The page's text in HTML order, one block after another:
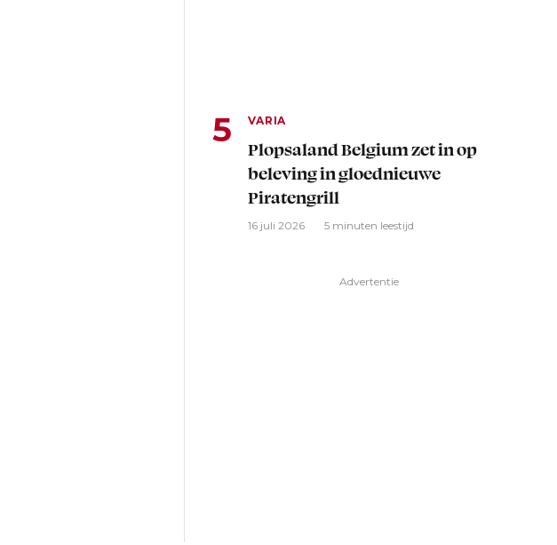
VARIA
Plopsaland Belgium zet in op
beleving in gloednieuwe
Piratengrill
16 juli 2026 5 minuten leestijd
Advertentie